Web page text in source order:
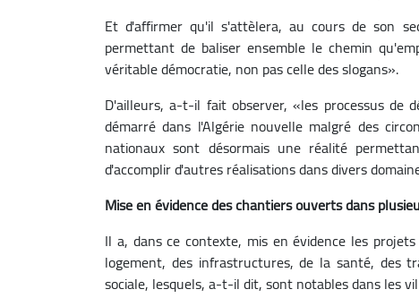
Et d'affirmer qu'il s'attèlera, au cours de son
permettant de baliser ensemble le chemin
véritable démocratie, non pas celle des slogans».
D'ailleurs, a-t-il fait observer, «les processus de
démarré dans l'Algérie nouvelle malgré des
nationaux sont désormais une réalité
d'accomplir d'autres réalisations dans divers
Mise en évidence des chantiers ouverts dans
Il a, dans ce contexte, mis en évidence les
logement, des infrastructures, de la santé, des
sociale, lesquels, a-t-il dit, sont notables dans les